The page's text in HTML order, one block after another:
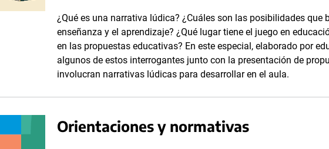
¿Qué es una narrativa lúdica? ¿Cuáles son las posibilidades que
enseñanza y el aprendizaje? ¿Qué lugar tiene el juego en
en las propuestas educativas? En este especial, elaborado por
algunos de estos interrogantes junto con la presentación de
involucran narrativas lúdicas para desarrollar en el aula.
Orientaciones y normativas